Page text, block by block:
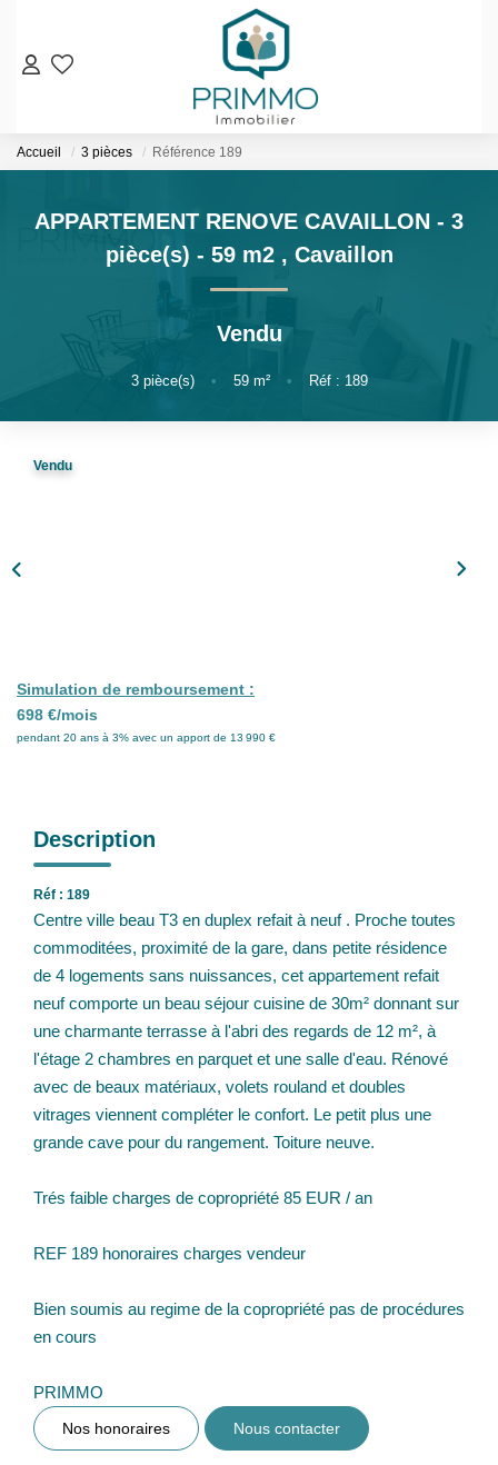
VENTES
Nos Biens En Vente
LOCATIONS
Accueil 3 pièces Référence 189
APPARTEMENT RENOVE CAVAILLON - 3
pièce(s) - 59 m2 , Cavaillon
Vendu
3pièce(s) • 59m² • Réf : 189
Vendu
Simulation de remboursement :
698 €/mois
pendant 20 ans à 3% avec un apport de 13 990 €
Description
Réf : 189
Centre ville beau T3 en duplex refait à neuf . Proche toutes
commoditées, proximité de la gare, dans petite résidence
de 4 logements sans nuissances, cet appartement refait
neuf comporte un beau séjour cuisine de 30m² donnant sur
une charmante terrasse à l'abri des regards de 12 m², à
l'étage 2 chambres en parquet et une salle d'eau. Rénové
avec de beaux matériaux, volets rouland et doubles
vitrages viennent compléter le confort. Le petit plus une
grande cave pour du rangement. Toiture neuve.
Trés faible charges de copropriété 85 EUR / an
REF 189 honoraires charges vendeur
Bien soumis au regime de la copropriété pas de procédures
en cours
PRIMMO
Nos honoraires Nous contacter